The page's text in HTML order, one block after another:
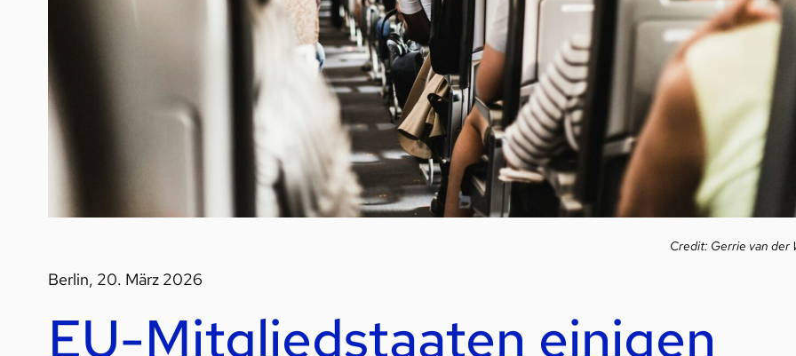
Credit: Gerrie van der
Berlin, 20. März 2026
EU-Mitgliedstaaten einigen